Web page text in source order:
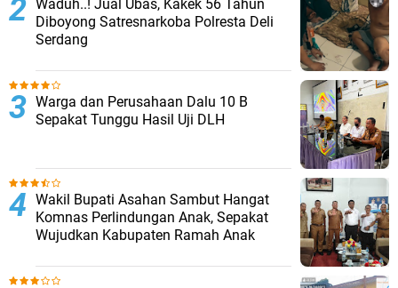
Waduh..! Jual Ubas, Kakek 56 Tahun
Diboyong Satresnarkoba Polresta Deli
Serdang
Warga dan Perusahaan Dalu 10 B
Sepakat Tunggu Hasil Uji DLH
Wakil Bupati Asahan Sambut Hangat
Komnas Perlindungan Anak, Sepakat
Wujudkan Kabupaten Ramah Anak